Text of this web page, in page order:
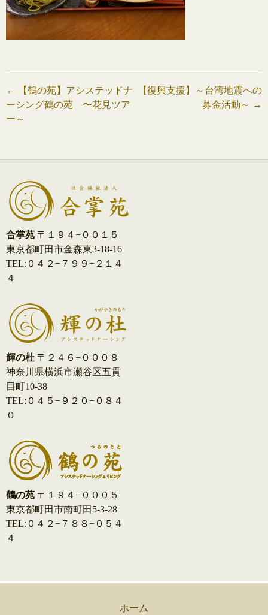
投
稿
ビ
ゲ
ー
シ
ョ
ン
←
【鶴の苑】アシステッドナ
ーシング鶴の苑 〜花見ツア
ー～
【復興支援】～台湾地震への
募金活動～ →
合掌苑 〒１９４−００１５
東京都町田市金森東3-18-16
TEL:０４２−７９９−２１４
４
輝の杜 〒２４６−０００８
神奈川県横浜市瀬谷区五貫
目町10-38
TEL:０４５−９２０−０８４
０
鶴の苑 〒１９４−０００５
東京都町田市南町田5-3-28
TEL:０４２−７８８−０５４
４
ホーム